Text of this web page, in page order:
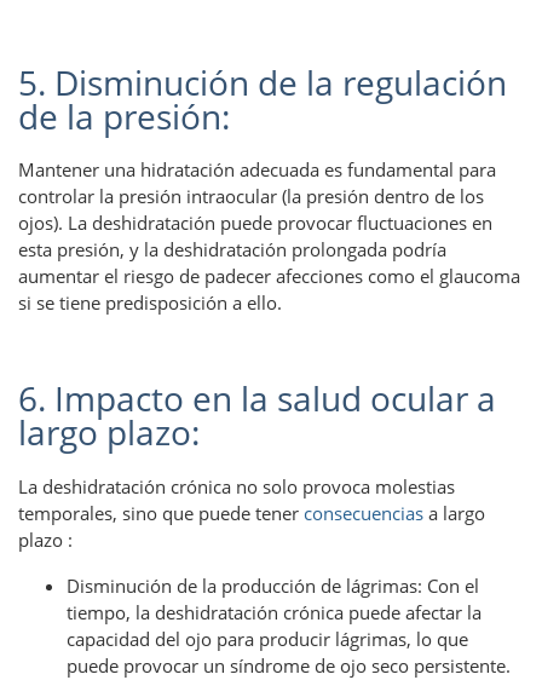
5. Disminución de la regulación
de la presión:
Mantener una hidratación adecuada es fundamental para
controlar la presión intraocular (la presión dentro de los
ojos). La deshidratación puede provocar fluctuaciones en
esta presión, y la deshidratación prolongada podría
aumentar el riesgo de padecer afecciones como el glaucoma
si se tiene predisposición a ello.
6. Impacto en la salud ocular a
largo plazo:
La deshidratación crónica no solo provoca molestias
temporales, sino que puede tener consecuencias a largo
plazo :
Disminución de la producción de lágrimas: Con el
tiempo, la deshidratación crónica puede afectar la
capacidad del ojo para producir lágrimas, lo que
puede provocar un síndrome de ojo seco persistente.